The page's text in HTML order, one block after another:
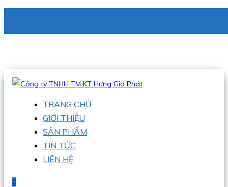
Hotline:0938 336 079
TRANG CHỦ
GIỚI THIỆU
SẢN PHẨM
TIN TỨC
LIÊN HỆ
0